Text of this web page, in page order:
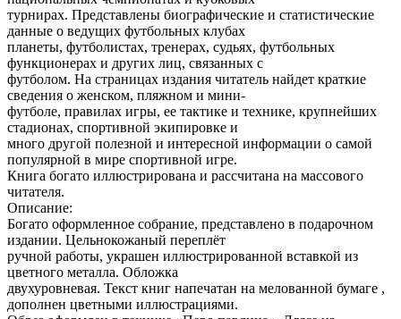
турнирах. Представлены биографические и статистические
данные о ведущих футбольных клубах
планеты, футболистах, тренерах, судьях, футбольных
функционерах и других лиц, связанных с
футболом. На страницах издания читатель найдет краткие
сведения о женском, пляжном и мини-
футболе, правилах игры, ее тактике и технике, крупнейших
стадионах, спортивной экипировке и
много другой полезной и интересной информации о самой
популярной в мире спортивной игре.
Книга богато иллюстрирована и рассчитана на массового
читателя.
Описание:
Богато оформленное собрание, представлено в подарочном
издании. Цельнокожаный переплёт
ручной работы, украшен иллюстрированной вставкой из
цветного металла. Обложка
двухуровневая. Текст книг напечатан на мелованной бумаге ,
дополнен цветными иллюстрациями.